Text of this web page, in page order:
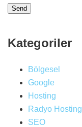
Kategoriler
Bölgesel
Google
Hosting
Radyo Hosting
SEO